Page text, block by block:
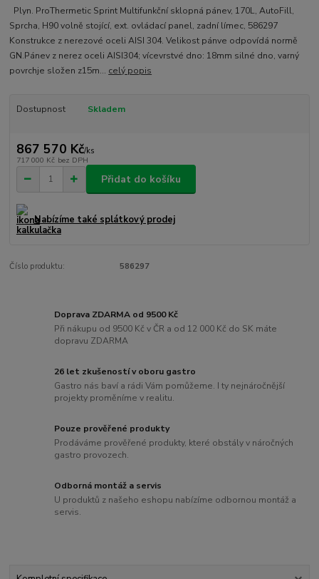
Plyn. ProThermetic Sprint Multifunkční sklopná pánev, 170L, AutoFill,
Sprcha, H90 volně stojící, ext. ovládací panel, zadní límec, 586297
Konstrukce z nerezové oceli AISI 304. Velikost pánve odpovídá normě
GN.Pánev z nerez oceli AISI304; vícevrstvé dno: 18mm silné dno, varný
povrchje složen z15m... celý popis
Dostupnost Skladem
867 570 Kč/ks
717 000 Kč bez DPH
Přidat do košíku
Nabízíme také splátkový prodej
Číslo produktu: 586297
Doprava ZDARMA od 9500 Kč
Při nákupu od 9500 Kč v ČR a od 12 000 Kč do SK máte
dopravu ZDARMA
26 let zkušeností v oboru gastro
Gastro nás baví a rádi Vám pomůžeme. I ty nejnáročnější
projekty proměníme v realitu.
Pouze prověřené produkty
Prodáváme prověřené produkty, které obstály v náročných
gastro provozech.
Odborná montáž a servis
U produktů z našeho eshopu nabízíme odbornou montáž a
servis.